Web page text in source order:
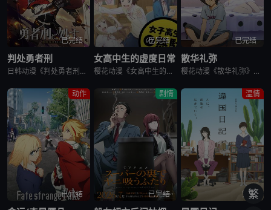
已完结
判处勇者刑
日韩动漫《判处勇者刑》又名：勇者刑に処す,勇者处刑 惩罚勇者9004队服刑记录,勇者刑に処す 懲罰勇者9004隊刑務記録，讲述了：勇者刑是最严重的刑罚。犯了大罪被判处勇者刑的人，将受到勇者的惩罚。所谓
已完结
女高中生的虚度日常
樱花动漫《女高中生的虚度日常》又名：女子高中生的虚度日常,女高中生的无所事事,女高中生的浪费青春,Wasteful Days of High School Girls,女子高生の無駄づかい，讲述了：性
已完结
散华礼弥
樱花动漫《散华礼弥》又名Sankarea,僵尸哪有那么萌？(台),さんかれあ,散华礼弥，讲述了：散华礼弥（内田真礼 配音）本该是一个快乐活泼的女孩，可是与亡母过分想象的外貌激发了父亲散华团一郎（石冢运
动作
已完结
剧情
已完结
温情
完结
繁